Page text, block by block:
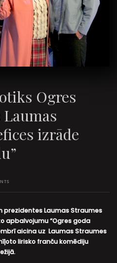
Ogres
izrāde
prezidentes Laumas Straumes
apbalvojumu “Ogres goda
aicina uz Laumas Straumes
lirisko franču komēdiju